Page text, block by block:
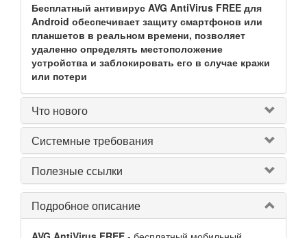
Бесплатный антивирус AVG AntiVirus FREE для
Android обеспечивает защиту смартфонов или
планшетов в реальном времени, позволяет
удаленно определять местоположение
устройства и заблокировать его в случае кражи
или потери
Что нового
Системные требования
Полезные ссылки
Подробное описание